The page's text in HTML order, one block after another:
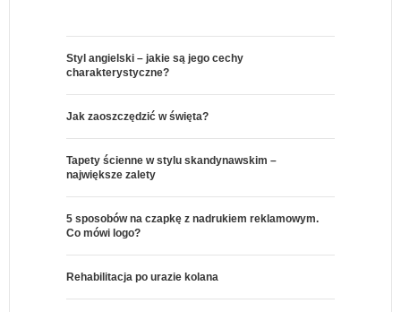
Styl angielski – jakie są jego cechy
charakterystyczne?
Jak zaoszczędzić w święta?
Tapety ścienne w stylu skandynawskim –
największe zalety
5 sposobów na czapkę z nadrukiem reklamowym.
Co mówi logo?
Rehabilitacja po urazie kolana